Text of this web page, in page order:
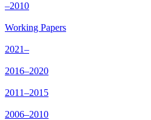
–2010
Working Papers
2021–
2016–2020
2011–2015
2006–2010